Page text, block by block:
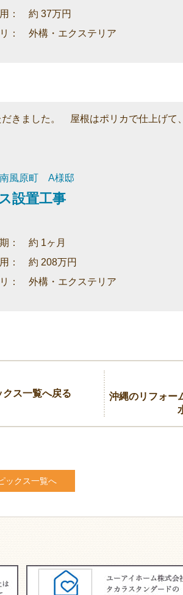
： 約 37万円
： 外構・エクステリア
きました。 屋根はポリカで仕上げて
風原町 A様邸
設置工事
約 1ヶ月
： 約 208万円
： 外構・エクステリア
クス一覧へ戻る
沖縄のリフォー
ックス一覧へ